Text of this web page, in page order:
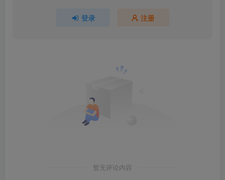
登录 注册
暂无评论内容